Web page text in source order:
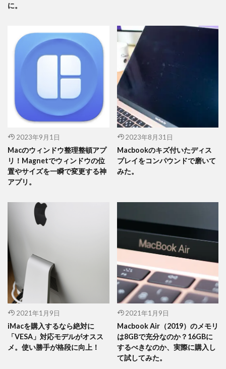
に。
2023年9月1日
Macのウィンドウ整理整頓アプ
リ！Magnetでウィンドウの位
置やサイズを一瞬で変更する神
アプリ。
2023年8月31日
Macbookのキズ付いたディス
プレイをコンパウンドで磨いて
みた。
2021年1月9日
iMacを購入するなら絶対に
「VESA」対応モデルがオスス
メ。使い勝手が格段に向上！
2021年1月9日
Macbook Air（2019）のメモリ
は8GBで充分なのか？16GBに
するべきなのか、実際に購入し
て試してみた。